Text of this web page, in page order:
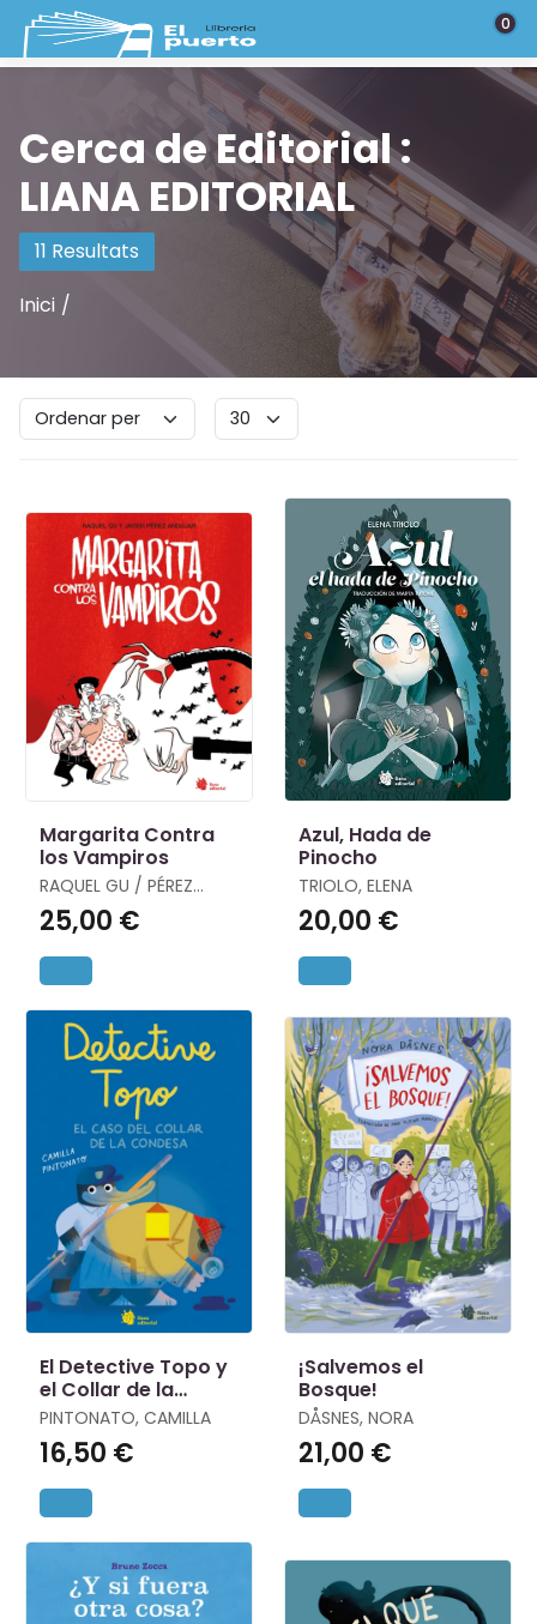
Saltar al contenido principal 0
Cerca de Editorial :
LIANA EDITORIAL
11 Resultats
Inici
Margarita Contra
los Vampiros
RAQUEL GU / PÉREZ
ANDÚJAR, JAVIER
25,00 €
Azul, Hada de
Pinocho
TRIOLO, ELENA
20,00 €
El Detective Topo y
el Collar de la
Condesa
PINTONATO, CAMILLA
16,50 €
¡Salvemos el
Bosque!
DÅSNES, NORA
21,00 €